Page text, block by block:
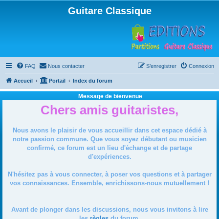
Guitare Classique
FAQ Nous contacter Connexion
S’enregistrer
Accueil Portail Index du forum
Message de bienvenue
Chers amis guitaristes,
Nous avons le plaisir de vous accueillir dans cet espace dédié à
notre passion commune. Que vous soyez débutant ou musicien
confirmé, ce forum est un lieu d'échange et de partage
d'expériences.
N'hésitez pas à vous connecter, à poser vos questions et à partager
vos connaissances. Ensemble, enrichissons-nous mutuellement !
Avant de plonger dans les discussions, nous vous invitons à lire